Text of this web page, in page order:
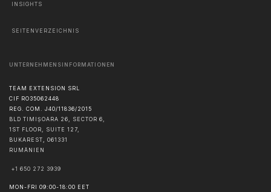
INSIGHTS
SEITENVERZEICHNIS
UNTERNEHMENSINFORMATIONEN
TEAM EXTENSION SRL
CIF RO35062448
REG. COM. J40/11836/2015
BLD TIMIȘOARA 26, SECTOR 6,
1ST FLOOR, SUITE 127,
BUKAREST, 061331
RUMÄNIEN
+1 650 272 3939
MON-FRI 09:00-18:00 EET